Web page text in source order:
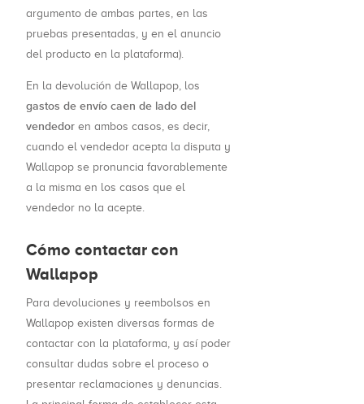
argumento de ambas partes, en las
pruebas presentadas, y en el anuncio
del producto en la plataforma).
En la devolución de Wallapop, los
gastos de envío caen de lado del
vendedor en ambos casos, es decir,
cuando el vendedor acepta la disputa y
Wallapop se pronuncia favorablemente
a la misma en los casos que el
vendedor no la acepte.
Cómo contactar con
Wallapop
Para devoluciones y reembolsos en
Wallapop existen diversas formas de
contactar con la plataforma, y así poder
consultar dudas sobre el proceso o
presentar reclamaciones y denuncias.